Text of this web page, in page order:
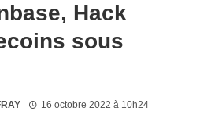
Hack
sous
16 octobre 2022 à 10h24